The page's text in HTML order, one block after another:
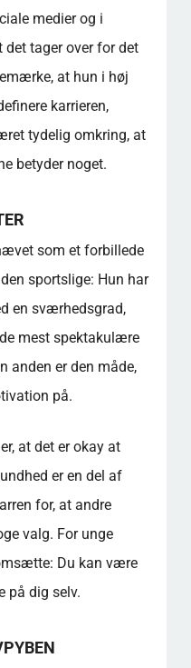
medier og i
tager over for det
at hun i høj
karrieren,
tydelig omkring, at
betyder noget.
som et forbillede
sportslige: Hun har
en sværhedsgrad,
mest spektakulære
anden er den måde,
på.
at det er okay at
er en del af
for, at andre
valg. For unge
Du kan være
på dig selv.